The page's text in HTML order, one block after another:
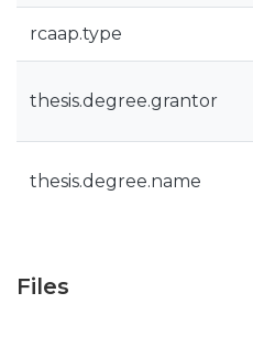
rcaap.type
thesis.degree.grantor
thesis.degree.name
Files